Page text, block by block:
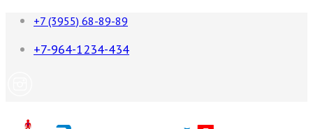
+7 (3955) 68-89-89
+7-964-1234-434